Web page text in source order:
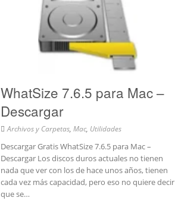
WhatSize 7.6.5 para Mac –
Descargar
Archivos y Carpetas, Mac, Utilidades
Descargar Gratis WhatSize 7.6.5 para Mac –
Descargar Los discos duros actuales no tienen
nada que ver con los de hace unos años, tienen
cada vez más capacidad, pero eso no quiere decir
que se…